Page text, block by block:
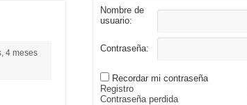
4 meses
Nombre de
usuario:
Contraseña:
Recordar mi contraseña
Registro
Contraseña perdida